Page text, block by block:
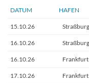
DATUM HAFEN
15.10.26 Straßburg
16.10.26 Straßburg
16.10.26 Frankfurt
17.10.26 Frankfurt